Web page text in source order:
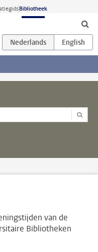
Bibliotheek
van de
Bibliotheken